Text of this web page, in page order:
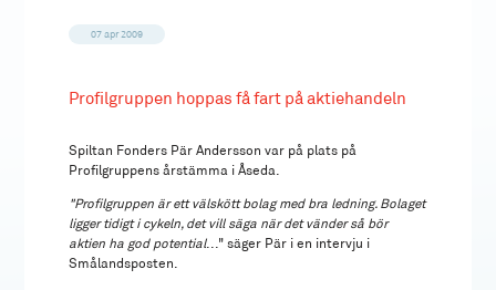
07 apr 2009
Profilgruppen hoppas få fart på aktiehandeln
Spiltan Fonders Pär Andersson var på plats på
Profilgruppens årstämma i Åseda.
"Profilgruppen är ett välskött bolag med bra ledning. Bolaget
ligger tidigt i cykeln, det vill säga när det vänder så bör
aktien ha god potential..." säger Pär i en intervju i
Smålandsposten.